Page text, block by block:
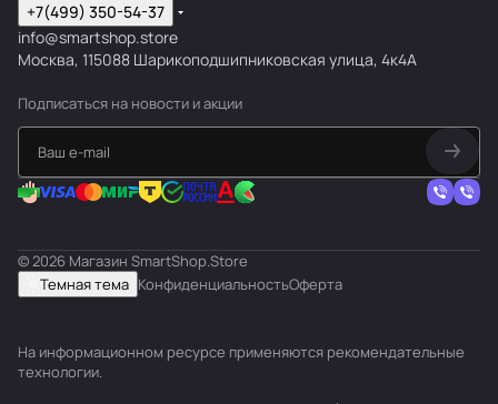
+7(499) 350-54-37
info@smartshop.store
Москва, 115088 Шарикоподшипниковская улица, 4к4А
Подписаться на новости и акции
© 2026 Магазин SmartShop.Store
Темная тема КонфиденциальностьОферта
На информационном ресурсе применяются рекомендательные
технологии.